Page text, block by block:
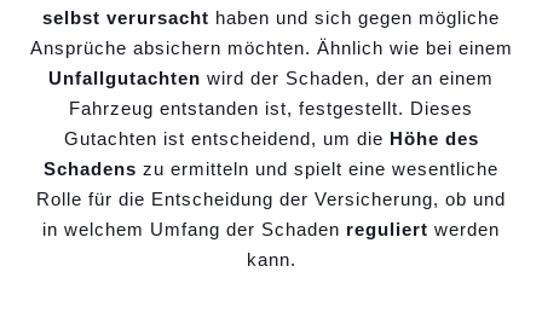
selbst verursacht haben und sich gegen mögliche
Ansprüche absichern möchten. Ähnlich wie bei einem
Unfallgutachten wird der Schaden, der an einem
Fahrzeug entstanden ist, festgestellt. Dieses
Gutachten ist entscheidend, um die Höhe des
Schadens zu ermitteln und spielt eine wesentliche
Rolle für die Entscheidung der Versicherung, ob und
in welchem Umfang der Schaden reguliert werden
kann.